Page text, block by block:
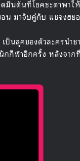
นตันที่โชคชะตาพาให้
น มาจับคู่กับ แชจงฮย
นลุคของตัวละครนำช
กีฬาอีกครั้ง หลังจาก